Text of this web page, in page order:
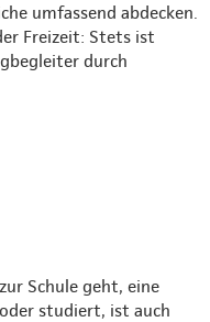
umfassend abdecken.
Freizeit: Stets ist
durch
Schule geht, eine
studiert, ist auch